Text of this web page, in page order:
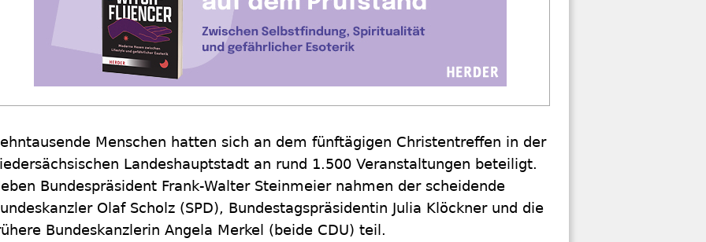
Menschen hatten sich an dem fünftägigen Christentreffen in der
Landeshauptstadt an rund 1.500 Veranstaltungen beteiligt.
Bundespräsident Frank-Walter Steinmeier nahmen der scheidende
Olaf Scholz (SPD), Bundestagspräsidentin Julia Klöckner und die
Bundeskanzlerin Angela Merkel (beide CDU) teil.